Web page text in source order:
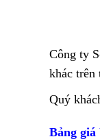
Công ty
khác
Quý
Bảng giá